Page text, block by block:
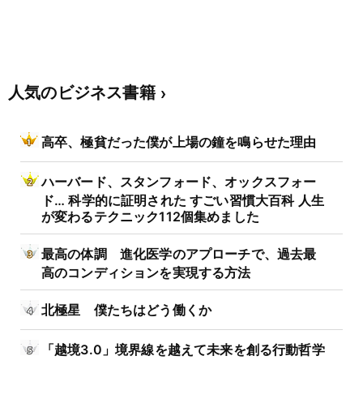
人気のビジネス書籍
高卒、極貧だった僕が上場の鐘を鳴らせた理由
ハーバード、スタンフォード、オックスフォー
ド… 科学的に証明された すごい習慣大百科 人生
が変わるテクニック112個集めました
最高の体調 進化医学のアプローチで、過去最
高のコンディションを実現する方法
北極星 僕たちはどう働くか
「越境3.0」境界線を越えて未来を創る行動哲学